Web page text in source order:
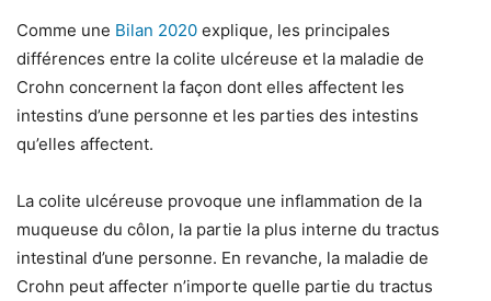
Comme une Bilan 2020 explique, les principales
différences entre la colite ulcéreuse et la maladie de
Crohn concernent la façon dont elles affectent les
intestins d’une personne et les parties des intestins
qu’elles affectent.
La colite ulcéreuse provoque une inflammation de la
muqueuse du côlon, la partie la plus interne du tractus
intestinal d’une personne. En revanche, la maladie de
Crohn peut affecter n’importe quelle partie du tractus